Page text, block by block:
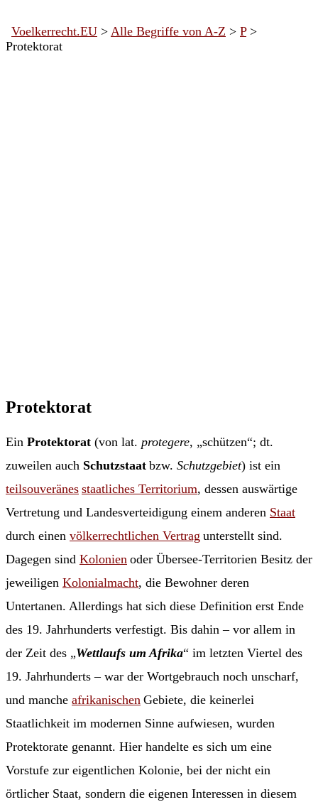
Voelkerrecht.EU > Alle Begriffe von A-Z > P>
Protektorat
Protektorat
Ein Protektorat (von lat. protegere, „schützen“; dt.
zuweilen auch Schutzstaat bzw. Schutzgebiet) ist ein
teilsouveränes staatliches Territorium, dessen auswärtige
Vertretung und Landesverteidigung einem anderen Staat
durch einen völkerrechtlichen Vertrag unterstellt sind.
Dagegen sind Kolonien oder Übersee-Territorien Besitz der
jeweiligen Kolonialmacht, die Bewohner deren
Untertanen. Allerdings hat sich diese Definition erst Ende
des 19. Jahrhunderts verfestigt. Bis dahin – vor allem in
der Zeit des „Wettlaufs um Afrika“ im letzten Viertel des
19. Jahrhunderts – war der Wortgebrauch noch unscharf,
und manche afrikanischen Gebiete, die keinerlei
Staatlichkeit im modernen Sinne aufwiesen, wurden
Protektorate genannt. Hier handelte es sich um eine
Vorstufe zur eigentlichen Kolonie, bei der nicht ein
örtlicher Staat, sondern die eigenen Interessen in diesem